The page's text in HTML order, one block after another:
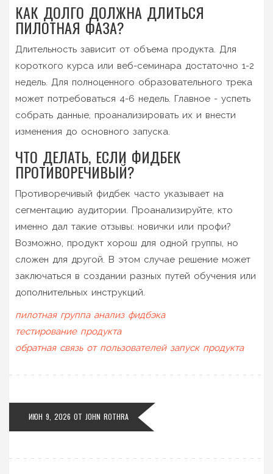
КАК ДОЛГО ДОЛЖНА ДЛИТЬСЯ
ПИЛОТНАЯ ФАЗА?
Длительность зависит от объема продукта. Для
короткого курса или веб-семинара достаточно 1-2
недель. Для полноценного образовательного трека
может потребоваться 4-6 недель. Главное - успеть
собрать данные, проанализировать их и внести
изменения до основного запуска.
ЧТО ДЕЛАТЬ, ЕСЛИ ФИДБЕК
ПРОТИВОРЕЧИВЫЙ?
Противоречивый фидбек часто указывает на
сегментацию аудитории. Проанализируйте, кто
именно дал такие отзывы: новички или профи?
Возможно, продукт хорош для одной группы, но
сложен для другой. В этом случае решение может
заключаться в создании разных путей обучения или
дополнительных инструкций.
пилотная группа анализ фидбэка
тестирование продукта
обратная связь от пользователей запуск продукта
ИЮН 9, 2026 ОТ JOHN ROTHRA